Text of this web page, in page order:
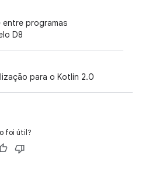
programas
D8
para o Kotlin 2.0
foi útil?